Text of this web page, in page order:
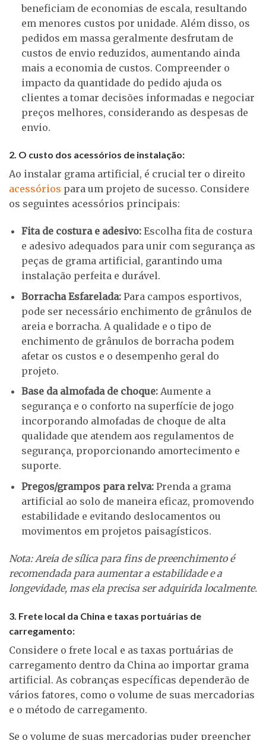
beneficiam de economias de escala, resultando
em menores custos por unidade. Além disso, os
pedidos em massa geralmente desfrutam de
custos de envio reduzidos, aumentando ainda
mais a economia de custos. Compreender o
impacto da quantidade do pedido ajuda os
clientes a tomar decisões informadas e negociar
preços melhores, considerando as despesas de
envio.
2. O custo dos acessórios de instalação:
Ao instalar grama artificial, é crucial ter o direito
acessórios para um projeto de sucesso. Considere
os seguintes acessórios principais:
Fita de costura e adesivo:Escolha fita de costura
e adesivo adequados para unir com segurança as
peças de grama artificial, garantindo uma
instalação perfeita e durável.
Borracha Esfarelada:Para campos esportivos,
pode ser necessário enchimento de grânulos de
areia e borracha. A qualidade e o tipo de
enchimento de grânulos de borracha podem
afetar os custos e o desempenho geral do
projeto.
Base da almofada de choque:Aumente a
segurança e o conforto na superfície de jogo
incorporando almofadas de choque de alta
qualidade que atendem aos regulamentos de
segurança, proporcionando amortecimento e
suporte.
Pregos/grampos para relva:Prenda a grama
artificial ao solo de maneira eficaz, promovendo
estabilidade e evitando deslocamentos ou
movimentos em projetos paisagísticos.
Nota: Areia de sílica para fins de preenchimento é
recomendada para aumentar a estabilidade e a
longevidade, mas ela precisa ser adquirida localmente.
3. Frete local da China e taxas portuárias de
carregamento:
Considere o frete local e as taxas portuárias de
carregamento dentro da China ao importar grama
artificial. As cobranças específicas dependerão de
vários fatores, como o volume de suas mercadorias
e o método de carregamento.
Se o volume de suas mercadorias puder preencher